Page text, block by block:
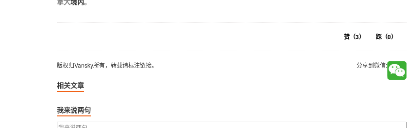
赞（3） 踩（0）
版权归Vansky所有，转载请标注链接。 分享到微信:
相关文章
我来说两句